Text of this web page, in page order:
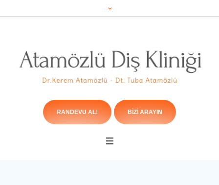
RANDEVU AL! BIZI ARAYIN